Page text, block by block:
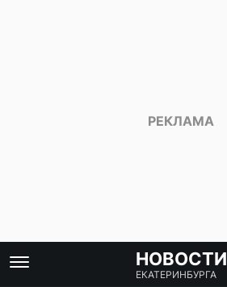
НОВОСТИ
ЕКАТЕРИНБУРГА